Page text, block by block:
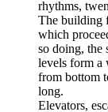
rhythms,
The building
which
so doing, the
levels form a
from bottom
long.
Elevators,